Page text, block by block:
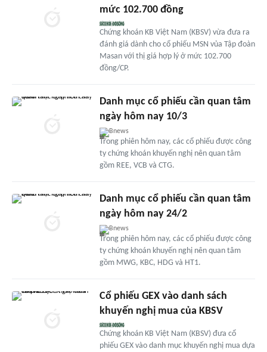
mức 102.700 đồng
Chứng khoán KB Việt Nam (KBSV) vừa đưa ra
đánh giá dành cho cổ phiếu MSN vủa Tập đoàn
Masan với thị giá hợp lý ở mức 102.700
đồng/CP.
Danh mục cổ phiếu cần quan tâm
ngày hôm nay 10/3
Bnews
Trong phiên hôm nay, các cổ phiếu được công
ty chứng khoán khuyến nghị nên quan tâm
gồm REE, VCB và CTG.
Danh mục cổ phiếu cần quan tâm
ngày hôm nay 24/2
Bnews
Trong phiên hôm nay, các cổ phiếu được công
ty chứng khoán khuyến nghị nên quan tâm
gồm MWG, KBC, HDG và HT1.
Cổ phiếu GEX vào danh sách
khuyến nghị mua của KBSV
Chứng khoán KB Việt Nam (KBSV) đưa cổ
phiếu GEX vào danh mục khuyến nghị mua dựa